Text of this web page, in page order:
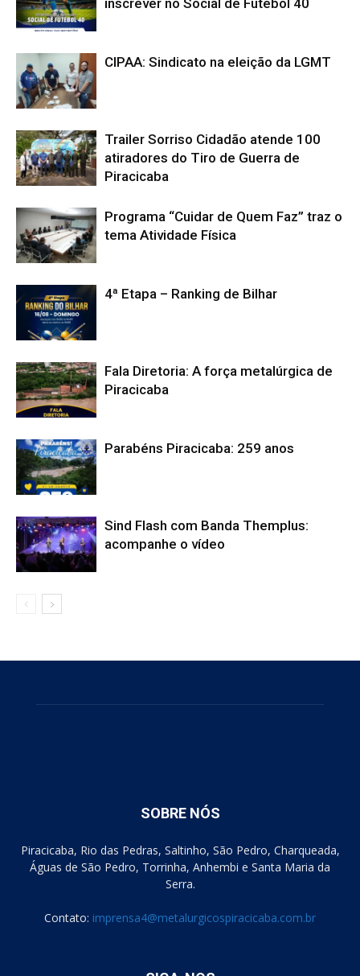
inscrever no Social de Futebol 40
CIPAA: Sindicato na eleição da LGMT
Trailer Sorriso Cidadão atende 100
atiradores do Tiro de Guerra de
Piracicaba
Programa “Cuidar de Quem Faz” traz o
tema Atividade Física
4ª Etapa – Ranking de Bilhar
Fala Diretoria: A força metalúrgica de
Piracicaba
Parabéns Piracicaba: 259 anos
Sind Flash com Banda Themplus:
acompanhe o vídeo
SOBRE NÓS
Piracicaba, Rio das Pedras, Saltinho, São Pedro, Charqueada,
Águas de São Pedro, Torrinha, Anhembi e Santa Maria da
Serra.
Contato: imprensa4@metalurgicospiracicaba.com.br